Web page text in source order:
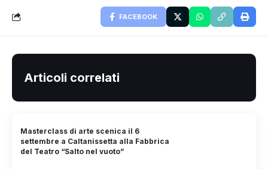
FACEBOOK
Articoli correlati
Masterclass di arte scenica il 6
settembre a Caltanissetta alla Fabbrica
del Teatro “Salto nel vuoto”